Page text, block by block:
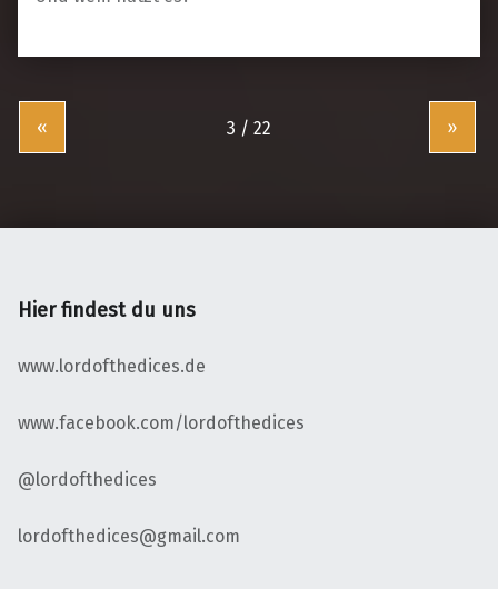
« »
Hier findest du uns
www.lordofthedices.de
www.facebook.com/lordofthedices
@lordofthedices
lordofthedices@gmail.com